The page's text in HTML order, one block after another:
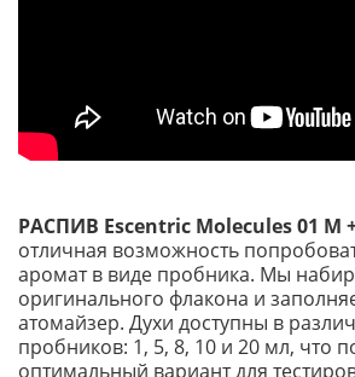
РАСПИВ Escentric Molecules 01 M
отличная возможность
аромат в виде пробника. Мы
оригинального флакона и
атомайзер. Духи доступны в
пробников: 1, 5, 8, 10 и 20 мл, что
оптимальный вариант для